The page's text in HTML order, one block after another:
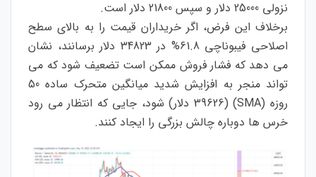
نزولی 25000 دلار و سپس 21800 دلار است.
برخلاف این فرض، اگر خریداران قیمت را به بالای سطح
اصلاحی فیبوناچی 61.8% در 34823 دلار برسانند، نشان
می دهد که فشار فروش ممکن است تضعیف شود که می
تواند منجر به افزایش شدید میانگین متحرک ساده 50
روزه (SMA) (39626 دلار) شود، جایی که انتظار می رود
خرس ها دوباره چالش بزرگی را ایجاد کنند.